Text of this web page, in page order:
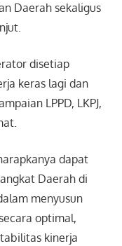
Daerah sekaligus
disetiap
keras lagi dan
LPPD, LKPJ,
dapat
Daerah di
menyusun
secara optimal,
kinerja